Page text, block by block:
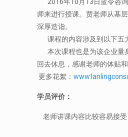
师来进行授课。贾老师从基
深厚造诣。
课程的内容涉及到以下五
本次课程也是为该企业量
回去休息，感谢老师的体贴
更多花絮：
学员评价：
老师讲课内容比较容易接